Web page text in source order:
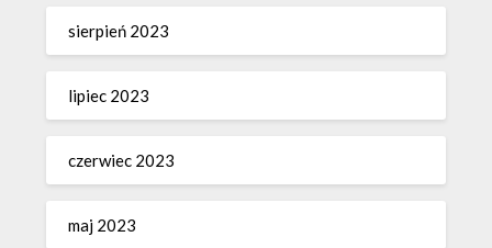
sierpień 2023
lipiec 2023
czerwiec 2023
maj 2023